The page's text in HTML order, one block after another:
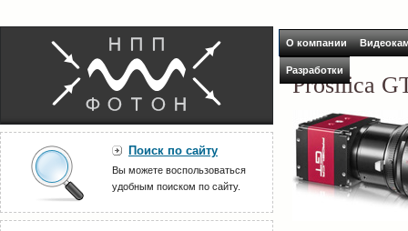
Поиск по сайту
Вы можете воспользоваться
удобным поиском по сайту.
О компании
Разработки
Prosilica